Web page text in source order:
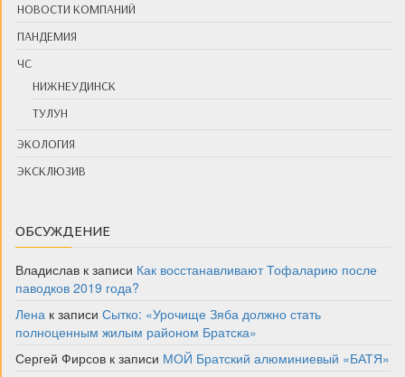
НОВОСТИ КОМПАНИЙ
ПАНДЕМИЯ
ЧС
НИЖНЕУДИНСК
ТУЛУН
ЭКОЛОГИЯ
ЭКСКЛЮЗИВ
ОБСУЖДЕНИЕ
Владислав к записи Как восстанавливают Тофаларию после
паводков 2019 года?
Лена к записи Сытко: «Урочище Зяба должно стать
полноценным жилым районом Братска»
Сергей Фирсов к записи МОЙ Братский алюминиевый «БАТЯ»